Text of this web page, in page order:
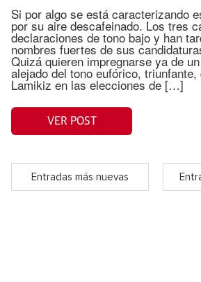
Si por algo se está caracterizando
por su aire descafeinado. Los tres
declaraciones de tono bajo y han
nombres fuertes de sus
Quizá quieren impregnarse ya de
alejado del tono eufórico, triunfante,
Lamikiz en las elecciones de […]
VER POST
Entradas más nuevas